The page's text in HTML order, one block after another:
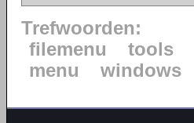
Trefwoorden:
filemenu
tools
menu
windows